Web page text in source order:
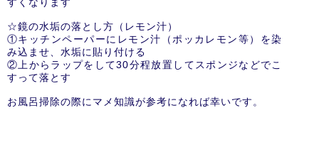
☆鏡の水垢の落とし方（レモン汁）
①キッチンペーパーにレモン汁（ポッカレモン等）を染
み込ませ、水垢に貼り付ける
②上からラップをして30分程放置してスポンジなどでこ
すって落とす
お風呂掃除の際にマメ知識が参考になれば幸いです。